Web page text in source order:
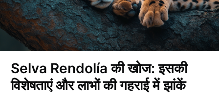
Selva Rendolía की खोज: इसकी
विशेषताएं और लाभों की गहराई में झांकें